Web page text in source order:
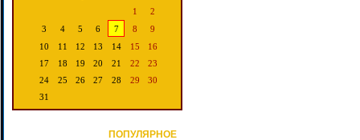
1
2
3
4 5 6 7 8
9
10
11 12 13 14 15
16
17
18 19 20 21 22
23
24
25 26 27 28 29
30
31
ПОПУЛЯРНОЕ